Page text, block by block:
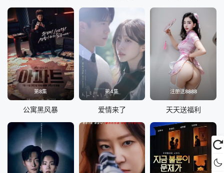
第8集
公寓黑风暴
第4集
爱情来了
注册送8888
天天送福利